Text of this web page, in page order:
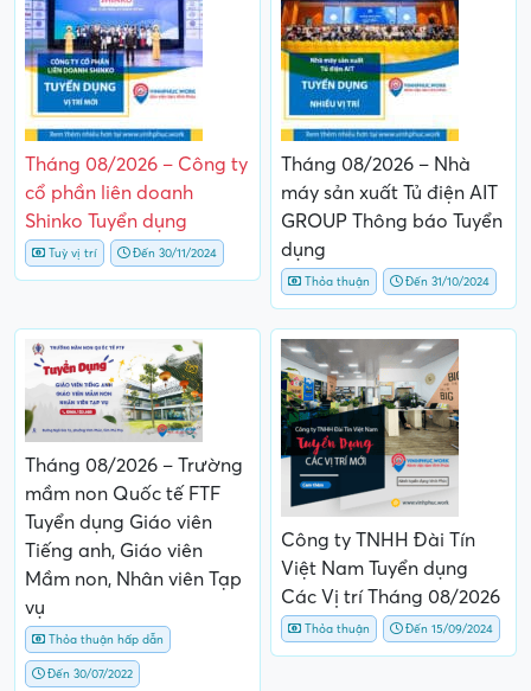
Tháng 08/2026 – Công ty
cổ phần liên doanh
Shinko Tuyển dụng
Tuỳ vị trí Đến 30/11/2024
Tháng 08/2026 – Nhà
máy sản xuất Tủ điện AIT
GROUP Thông báo Tuyển
dụng
Thỏa thuận Đến 31/10/2024
Tháng 08/2026 – Trường
mầm non Quốc tế FTF
Tuyển dụng Giáo viên
Tiếng anh, Giáo viên
Mầm non, Nhân viên Tạp
vụ
Thỏa thuận hấp dẫn
Đến 30/07/2022
Công ty TNHH Đài Tín
Việt Nam Tuyển dụng
Các Vị trí Tháng 08/2026
Thỏa thuận Đến 15/09/2024